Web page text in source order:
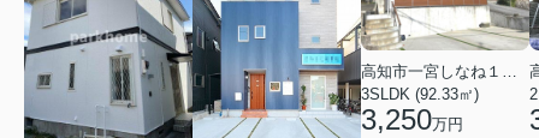
高知市一宮しなね１丁目
3SLDK (92.33㎡)
3,250万円